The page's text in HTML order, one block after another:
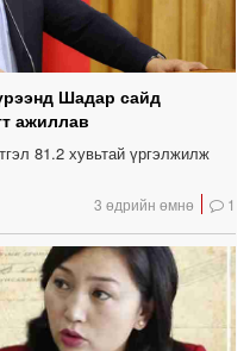
Шадар сайд
ажиллав
81.2 хувьтай үргэлжилж
3 өдрийн өмнө 1